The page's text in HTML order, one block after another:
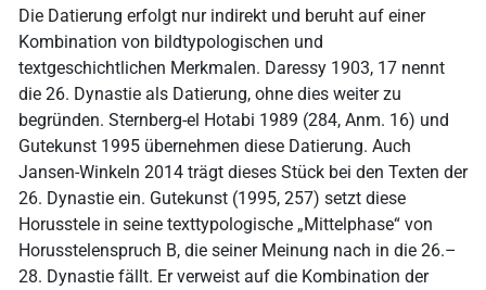
Die Datierung erfolgt nur indirekt und beruht auf einer
Kombination von bildtypologischen und
textgeschichtlichen Merkmalen. Daressy 1903, 17 nennt
die 26. Dynastie als Datierung, ohne dies weiter zu
begründen. Sternberg-el Hotabi 1989 (284, Anm. 16) und
Gutekunst 1995 übernehmen diese Datierung. Auch
Jansen-Winkeln 2014 trägt dieses Stück bei den Texten der
26. Dynastie ein. Gutekunst (1995, 257) setzt diese
Horusstele in seine texttypologische „Mittelphase“ von
Horusstelenspruch B, die seiner Meinung nach in die 26.–
28. Dynastie fällt. Er verweist auf die Kombination der